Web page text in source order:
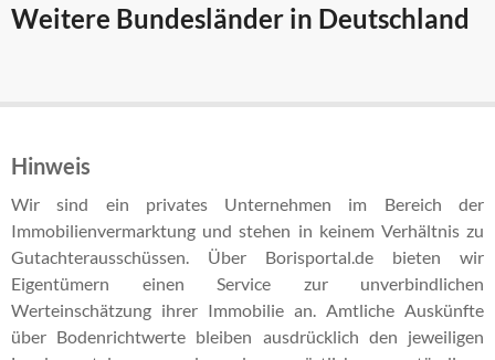
Weitere Bundesländer in Deutschland
Hinweis
Wir sind ein privates Unternehmen im Bereich der
Immobilienvermarktung und stehen in keinem Verhältnis zu
Gutachterausschüssen. Über Borisportal.de bieten wir
Eigentümern einen Service zur unverbindlichen
Werteinschätzung ihrer Immobilie an. Amtliche Auskünfte
über Bodenrichtwerte bleiben ausdrücklich den jeweiligen